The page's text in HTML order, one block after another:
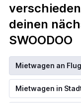
deinen
SWOODOO
Mietwagen an
Mietwagen in